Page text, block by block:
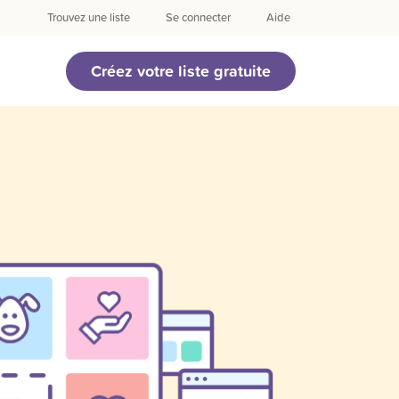
Trouvez une liste Se connecter Aide
Créez votre liste gratuite